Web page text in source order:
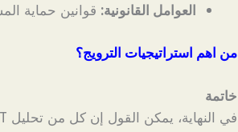
العوامل القانونية: قوانين حماية
من اهم استراتيجيات الترويج؟
خاتمة